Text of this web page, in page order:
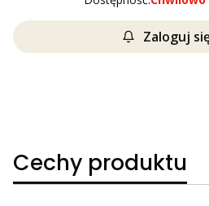
Zaloguj
Cechy produktu